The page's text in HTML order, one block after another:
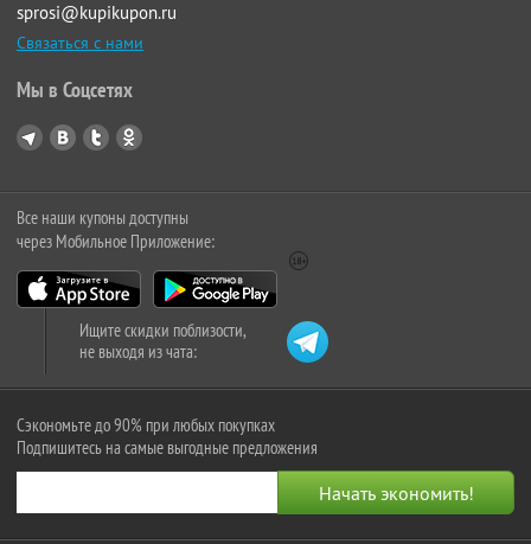
sprosi@kupikupon.ru
Связаться с нами
Мы в Соцсетях
Все наши купоны доступны
через Мобильное Приложение:
Ищите скидки поблизости,
не выходя из чата:
Сэкономьте до 90% при любых покупках
Подпишитесь на самые выгодные предложения